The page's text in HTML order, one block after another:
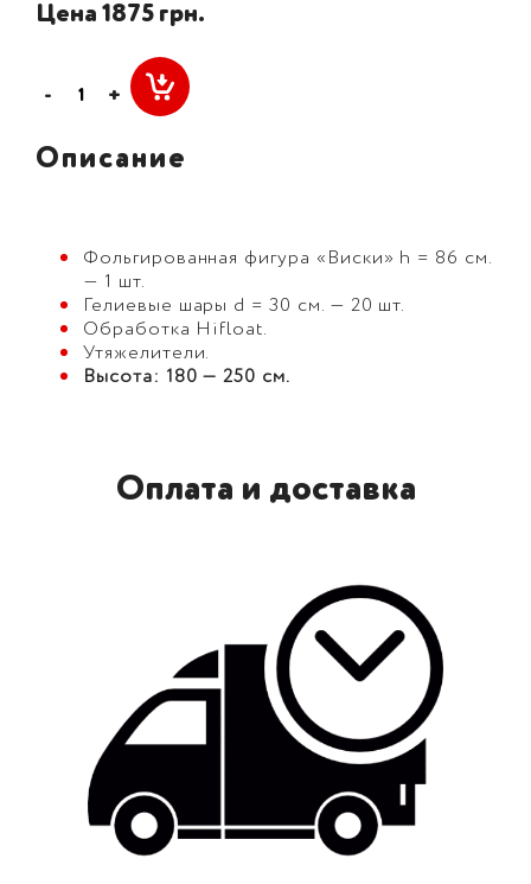
Цена 1875 грн.
- +
Описание
Фольгированная фигура «Виски» h = 86 см.
— 1 шт.
Гелиевые шары d = 30 см. — 20 шт.
Обработка Hifloat.
Утяжелители.
Высота: 180 — 250 см.
Оплата и доставка